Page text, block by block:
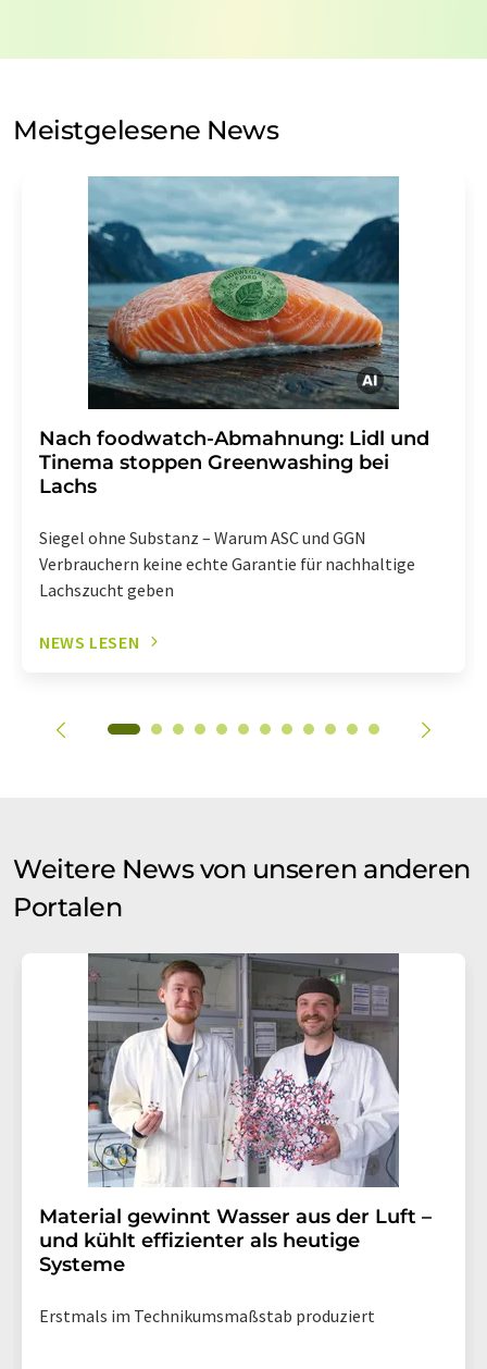
auf Basis unsererDatenschutzerklärung. LUMITOS darf
Meinungsforschung per E-Mail kontaktieren. Ihre
Einwilligung können Sie jederzeit ohne Angabe von
Str. 2, 12489 Berlin oder per E-Mail unter
widerruf@lumitos.commit Wirkung für die Zukunft
widerrufen. Zudem ist in jeder E-Mail ein Link zur
Abbestellung des entsprechenden Newsletters
enthalten.
Meistgelesene News
Nach foodwatch-Abmahnung: Lidl und
Tinema stoppen Greenwashing bei
Lachs
Siegel ohne Substanz – Warum ASC und GGN
Verbrauchern keine echte Garantie für nachhaltige
Lachszucht geben
NEWS LESEN
Weitere News von unseren anderen
Portalen
Material gewinnt Wasser aus der Luft –
und kühlt effizienter als heutige
Systeme
Erstmals im Technikumsmaßstab produziert